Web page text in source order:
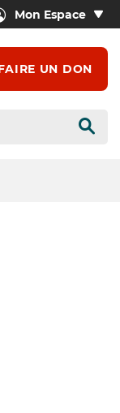
Mon Espace
UN DON